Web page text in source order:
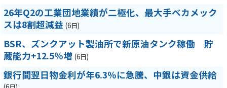
26年Q2の工業団地業績が二極化、最大手ベカメック
スは8割超減益 (6日)
BSR、ズンクアット製油所で新原油タンク稼働 貯
蔵能力+12.5％増 (6日)
銀行間翌日物金利が年6.3％に急騰、中銀は資金供給